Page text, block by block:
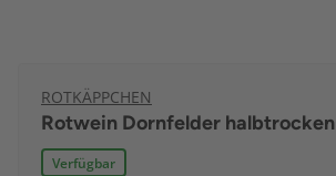
ROTKÄPPCHEN
Rotwein Dornfelder halbtrocken
Verfügbar